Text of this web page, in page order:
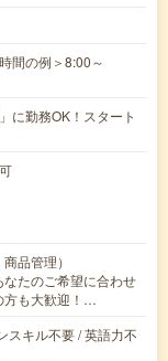
間の例＞8:00～
勤務OK！スタート
品管理）
たのご希望に合わせ
方も大歓迎！…
スキル不要 / 英語力不